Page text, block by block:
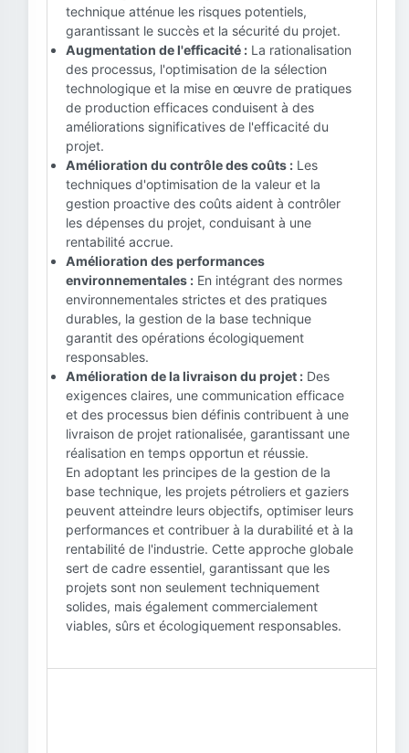
technique atténue les risques potentiels,
garantissant le succès et la sécurité du projet.
Augmentation de l'efficacité : La rationalisation
des processus, l'optimisation de la sélection
technologique et la mise en œuvre de pratiques
de production efficaces conduisent à des
améliorations significatives de l'efficacité du
projet.
Amélioration du contrôle des coûts : Les
techniques d'optimisation de la valeur et la
gestion proactive des coûts aident à contrôler
les dépenses du projet, conduisant à une
rentabilité accrue.
Amélioration des performances
environnementales : En intégrant des normes
environnementales strictes et des pratiques
durables, la gestion de la base technique
garantit des opérations écologiquement
responsables.
Amélioration de la livraison du projet : Des
exigences claires, une communication efficace
et des processus bien définis contribuent à une
livraison de projet rationalisée, garantissant une
réalisation en temps opportun et réussie.
En adoptant les principes de la gestion de la
base technique, les projets pétroliers et gaziers
peuvent atteindre leurs objectifs, optimiser leurs
performances et contribuer à la durabilité et à la
rentabilité de l'industrie. Cette approche globale
sert de cadre essentiel, garantissant que les
projets sont non seulement techniquement
solides, mais également commercialement
viables, sûrs et écologiquement responsables.